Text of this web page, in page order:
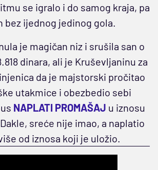
se igralo i do samog kraja, pa
bez ijednog jedinog gola.
je magičan niz i srušila san o
dinara, ali je Kruševljaninu za
da je majstorski pročitao
utakmice i obezbedio sebi
NAPLATI PROMAŠAJ u iznosu
sreće nije imao, a naplatio
od iznosa koji je uložio.